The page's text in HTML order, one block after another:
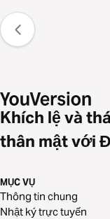
Khích lệ và
thân mật với
MỤC VỤ
Thông tin chung
Nhật ký trực tuyến